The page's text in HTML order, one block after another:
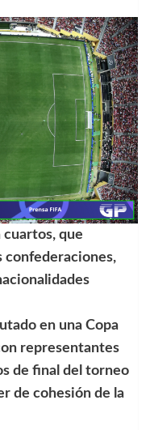
cuartos, que
confederaciones,
en una Copa
representantes
de final del torneo
de cohesión de la